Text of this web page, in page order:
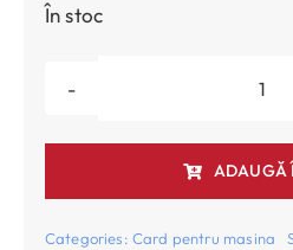
În stoc
-
ADAUGĂ
Categories: Card pentru masina